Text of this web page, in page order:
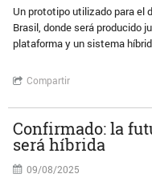
Un prototipo utilizado para el
Brasil, donde será producido
plataforma y un sistema
Compartir
Confirmado: la
será híbrida
09/08/2025